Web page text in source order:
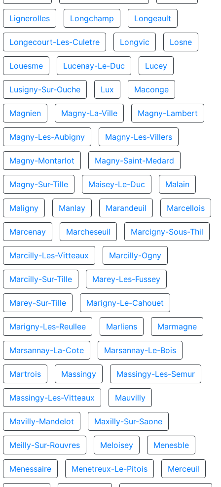
Lignerolles Longchamp Longeault
Longecourt-Les-Culetre Longvic Losne
Louesme Lucenay-Le-Duc Lucey
Lusigny-Sur-Ouche Lux Maconge
Magnien Magny-La-Ville Magny-Lambert
Magny-Les-Aubigny Magny-Les-Villers
Magny-Montarlot Magny-Saint-Medard
Magny-Sur-Tille Maisey-Le-Duc Malain
Maligny Manlay Marandeuil Marcellois
Marcenay Marcheseuil Marcigny-Sous-Thil
Marcilly-Les-Vitteaux Marcilly-Ogny
Marcilly-Sur-Tille Marey-Les-Fussey
Marey-Sur-Tille Marigny-Le-Cahouet
Marigny-Les-Reullee Marliens Marmagne
Marsannay-La-Cote Marsannay-Le-Bois
Martrois Massingy Massingy-Les-Semur
Massingy-Les-Vitteaux Mauvilly
Mavilly-Mandelot Maxilly-Sur-Saone
Meilly-Sur-Rouvres Meloisey Menesble
Menessaire Menetreux-Le-Pitois Merceuil